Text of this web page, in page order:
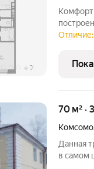
+ 7
можно
70 м²
Данная
в самом